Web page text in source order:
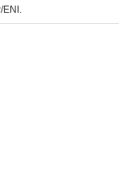
ENI.